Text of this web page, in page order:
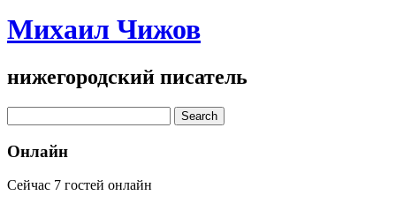
Михаил Чижов
нижегородский писатель
Онлайн
Сейчас 7 гостей онлайн